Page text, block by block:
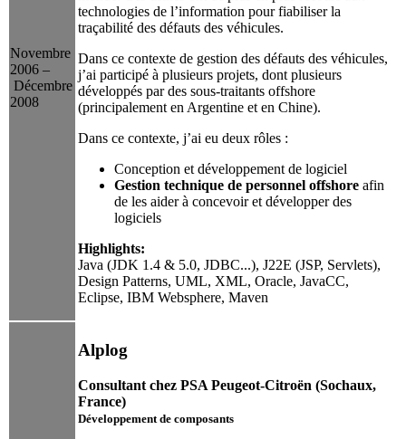
Novembre
2006 –
Décembre
2008
technologies de l’information pour fiabiliser la
traçabilité des défauts des véhicules.
Dans ce contexte de gestion des défauts des véhicules,
j’ai participé à plusieurs projets, dont plusieurs
développés par des sous-traitants offshore
(principalement en Argentine et en Chine).
Dans ce contexte, j’ai eu deux rôles :
Conception et développement de logiciel
Gestion technique de personnel offshore afin
de les aider à concevoir et développer des
logiciels
Highlights:
Java (JDK 1.4 & 5.0, JDBC...), J22E (JSP, Servlets),
Design Patterns, UML, XML, Oracle, JavaCC,
Eclipse, IBM Websphere, Maven
Alplog
Consultant chez PSA Peugeot-Citroën (Sochaux,
France)
Développement de composants